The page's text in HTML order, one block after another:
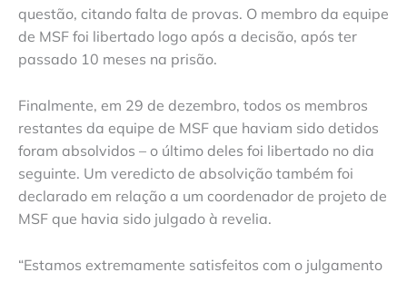
questão, citando falta de provas. O membro da equipe
de MSF foi libertado logo após a decisão, após ter
passado 10 meses na prisão.
Finalmente, em 29 de dezembro, todos os membros
restantes da equipe de MSF que haviam sido detidos
foram absolvidos – o último deles foi libertado no dia
seguinte. Um veredicto de absolvição também foi
declarado em relação a um coordenador de projeto de
MSF que havia sido julgado à revelia.
“Estamos extremamente satisfeitos com o julgamento